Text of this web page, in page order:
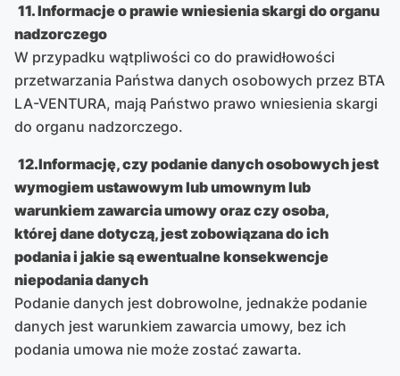
11. Informacje o prawie wniesienia skargi do organu
nadzorczego
W przypadku wątpliwości co do prawidłowości
przetwarzania Państwa danych osobowych przez BTA
LA-VENTURA, mają Państwo prawo wniesienia skargi
do organu nadzorczego.
12.Informację, czy podanie danych osobowych jest
wymogiem ustawowym lub umownym lub
warunkiem zawarcia umowy oraz czy osoba,
której dane dotyczą, jest zobowiązana do ich
podania i jakie są ewentualne konsekwencje
niepodania danych
Podanie danych jest dobrowolne, jednakże podanie
danych jest warunkiem zawarcia umowy, bez ich
podania umowa nie może zostać zawarta.